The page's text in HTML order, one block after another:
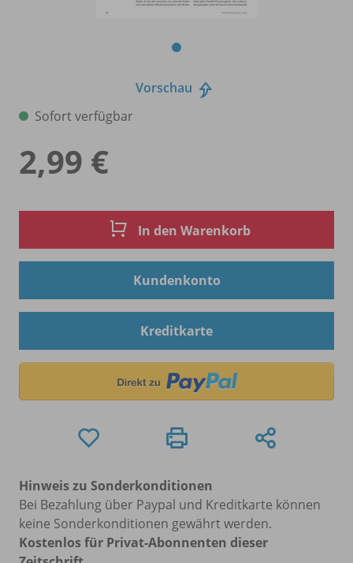
Vorschau
Sofort verfügbar
2,99 €
In den Warenkorb
Kundenkonto
Kreditkarte
Hinweis zu Sonderkonditionen
Bei Bezahlung über Paypal und Kreditkarte können
keine Sonderkonditionen gewährt werden.
Kostenlos für Privat-Abonnenten dieser